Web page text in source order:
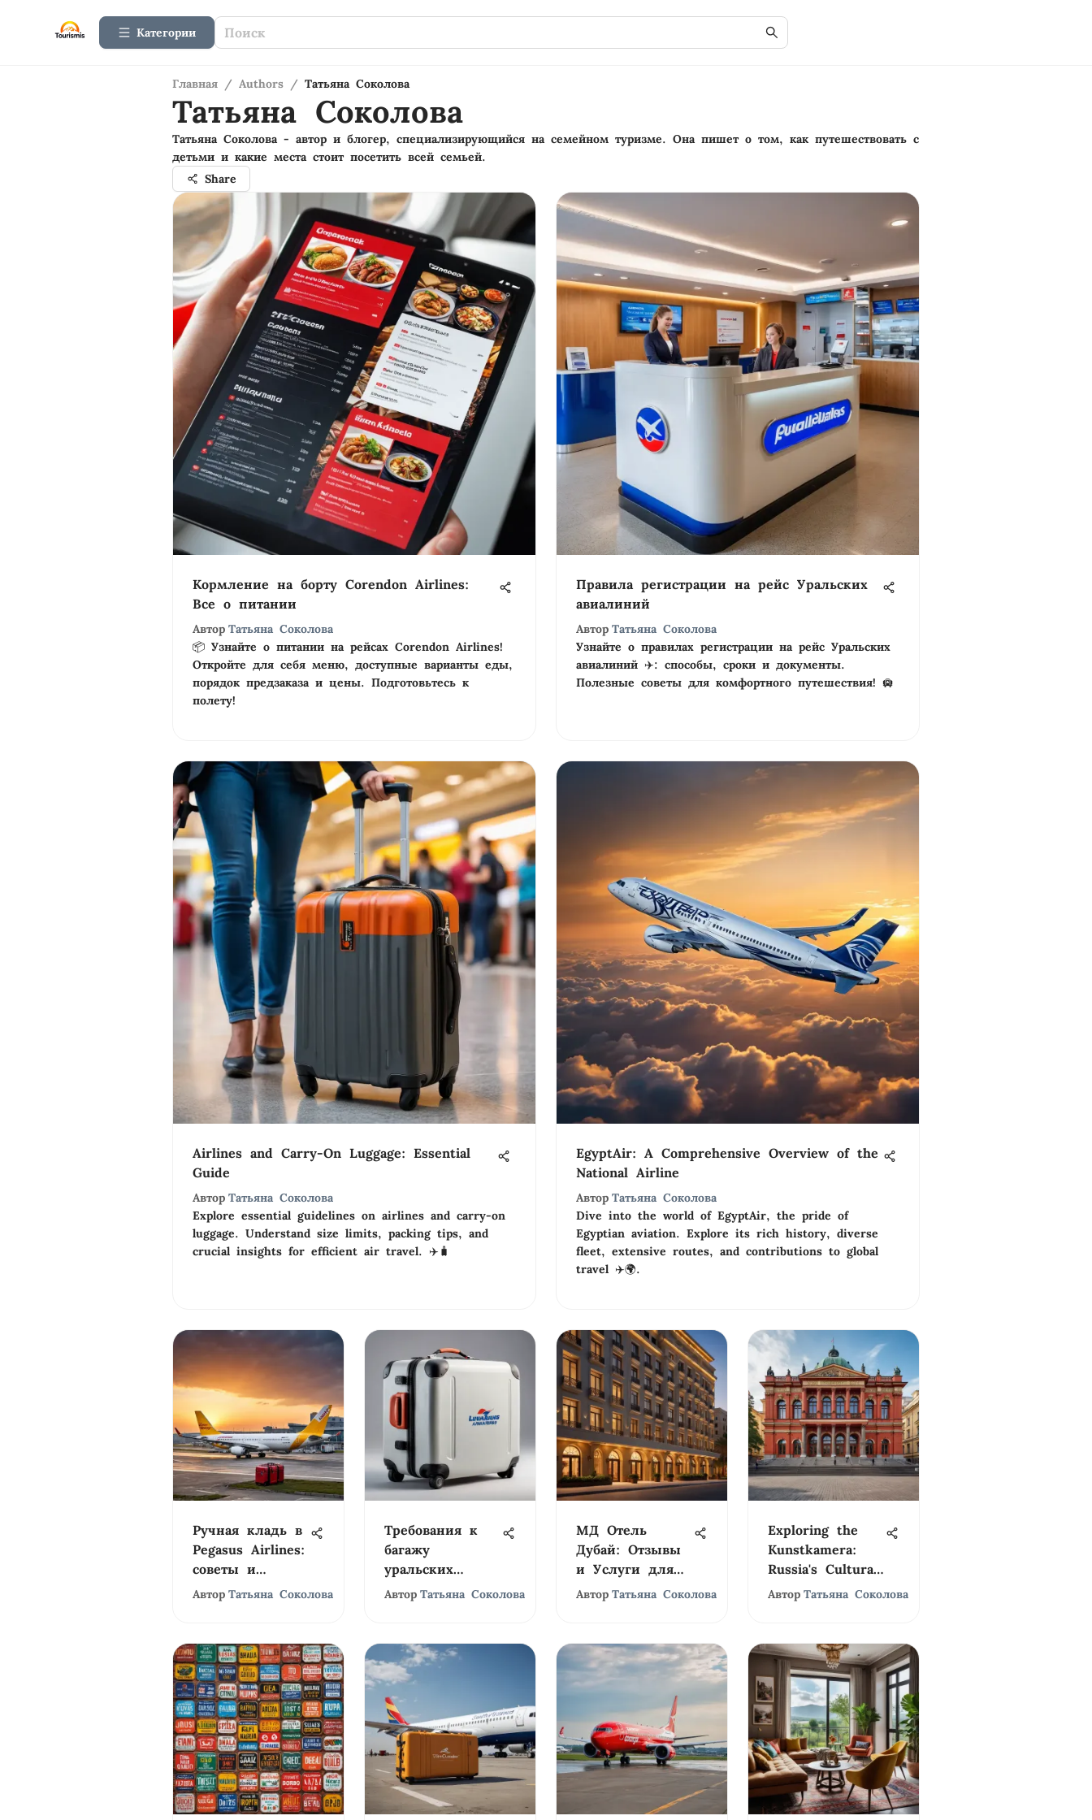
Категории
Главная / Authors / Татьяна Соколова
Татьяна Соколова
Татьяна Соколова - автор и блогер, специализирующийся на семейном туризме. Она пишет о том, как путешествовать с
детьми и какие места стоит посетить всей семьей.
Share
Кормление на борту Corendon Airlines:
Все о питании
Автор Татьяна Соколова
📦 Узнайте о питании на рейсах Corendon Airlines!
Откройте для себя меню, доступные варианты еды,
порядок предзаказа и цены. Подготовьтесь к
полету!
Правила регистрации на рейс Уральских
авиалиний
Автор Татьяна Соколова
Узнайте о правилах регистрации на рейс Уральских
авиалиний ✈️: способы, сроки и документы.
Полезные советы для комфортного путешествия! 🛄
Airlines and Carry-On Luggage: Essential
Guide
Автор Татьяна Соколова
Explore essential guidelines on airlines and carry-on
luggage. Understand size limits, packing tips, and
crucial insights for efficient air travel. ✈️🧳
EgyptAir: A Comprehensive Overview of the
National Airline
Автор Татьяна Соколова
Dive into the world of EgyptAir, the pride of
Egyptian aviation. Explore its rich history, diverse
fleet, extensive routes, and contributions to global
travel ✈️🌍.
Ручная кладь в
Pegasus Airlines:
советы и
правила
Автор Татьяна Соколова
Требования к
багажу
уральских
авиалиний
Автор Татьяна Соколова
МД Отель
Дубай: Отзывы
и Услуги для
Туристов
Автор Татьяна Соколова
Exploring the
Kunstkamera:
Russia's Cultural
Jewel
Автор Татьяна Соколова